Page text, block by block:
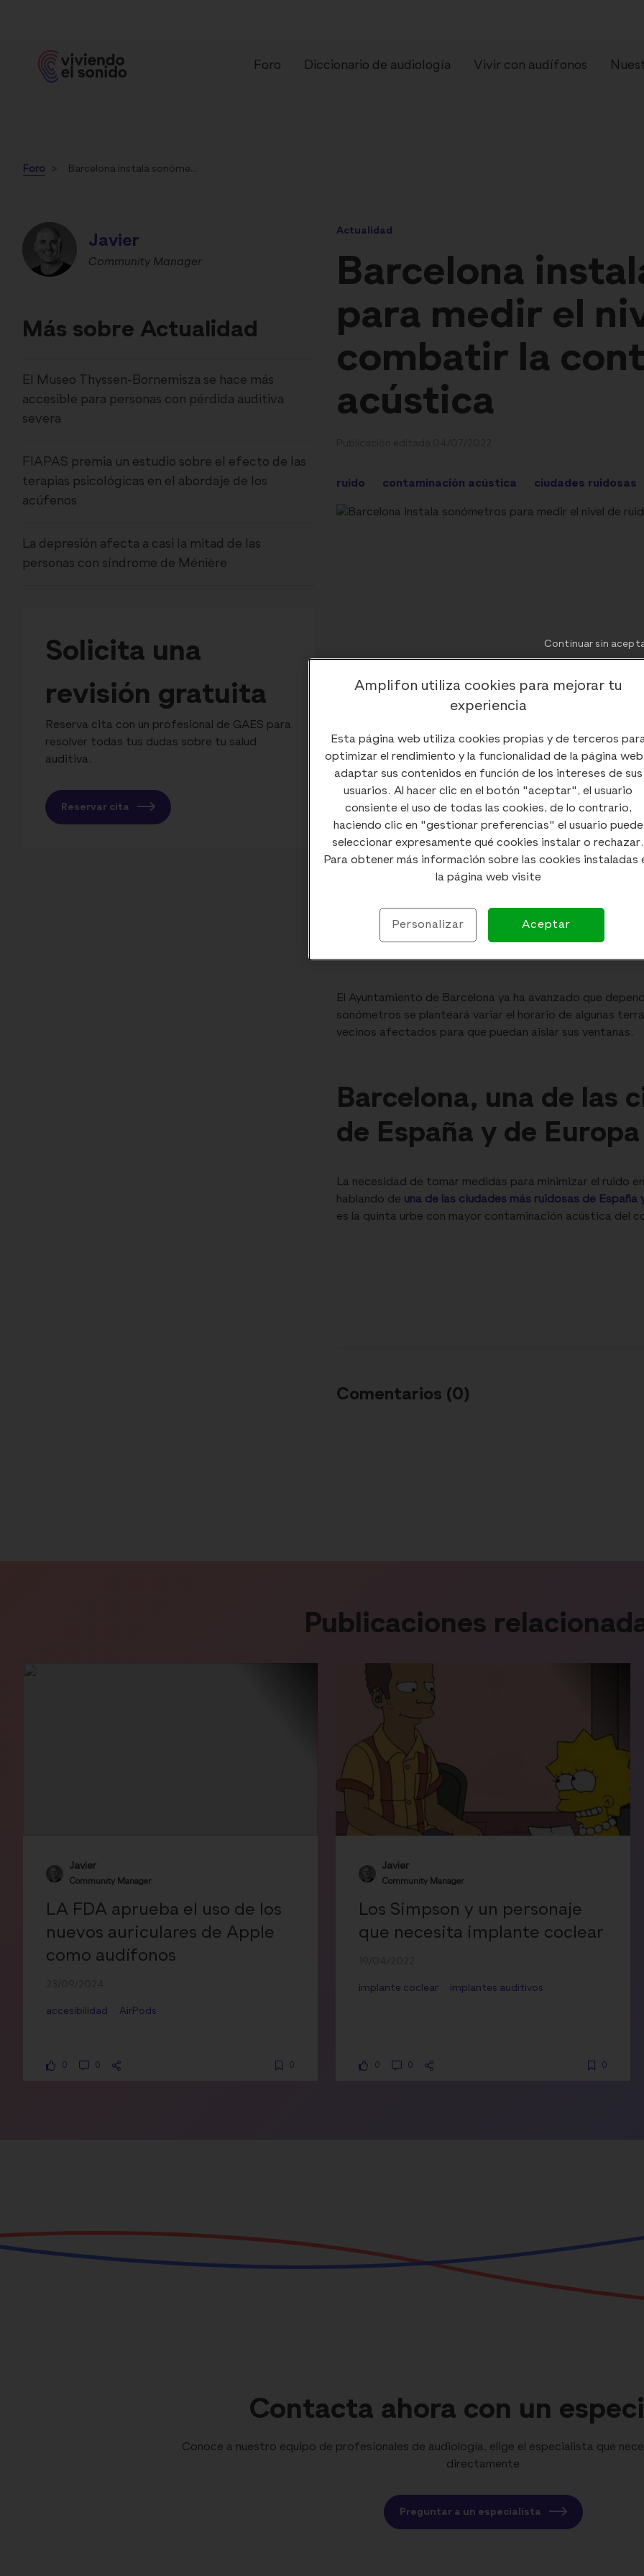
Foro Diccionario de audiología Vivir con audífonos
¿Qué es un audífono?
Foro
Javier
Community Manager
Más sobre Actualidad
El Museo Thyssen-Bornemisza se hace más
accesible para personas con pérdida auditiva
severa
FIAPAS premia un estudio sobre el efecto de las
terapias psicológicas en el abordaje de los
acúfenos
La depresión afecta a casi la mitad de las
personas con síndrome de Ménière
Solicita una
revisión gratuita
Reserva cita con un profesional de GAES para
resolver todas tus dudas sobre tu salud
auditiva.
Reservar cita
Actualidad
Barcelona
para medir el
combatir la
acústica
ruido contaminación acústica ciudades ruidosas
El ruido es uno de los grandes problemas que afectan a
(dB)afecta sin duda a la calidad de vida de las
empezando a tomar medidas. En el caso de Barcelona, el
con mayor concentración de propuestas de ocio
cuando exceda los niveles recomendados por la
por la noche.
Cambiar horarios de
ventanas
El Ayuntamiento de Barcelona ya ha avanzado que
sonómetros se planteará variar el horario de algunas
vecinos afectados para que puedan aislar sus ventanas.
Barcelona, una de las
de España y de Europa
La necesidad de tomar medidas para minimizar el ruido
hablando de una de las ciudades más ruidosas de España
es la quinta urbe con mayor contaminación acústica del
Comentarios (0)
Publicaciones
Javier
Community Manager
LA FDA aprueba el uso de los
nuevos auriculares de Apple
como audífonos
accesibilidad AirPods
0 0 0
Javier
Community Manager
Los Simpson y un personaje
que necesita implante coclear
implante coclear implantes auditivos
0 0 0
Contacta ahora con un
Conoce a nuestro equipo de profesionales de audiología, elige el especialista que
directamente
Preguntar a un especialista
Amplifon utiliza cookies para mejorar tu
experiencia
Esta página web utiliza cookies propias y de terceros
optimizar el rendimiento y la funcionalidad de la página
adaptar sus contenidos en función de los intereses de sus
usuarios. Al hacer clic en el botón "aceptar", el usuario
consiente el uso de todas las cookies, de lo contrario,
haciendo clic en "gestionar preferencias" el usuario puede
seleccionar expresamente qué cookies instalar o rechazar.
Para obtener más información sobre las cookies instaladas
la página web visite
Personalizar Aceptar
Continuar sin